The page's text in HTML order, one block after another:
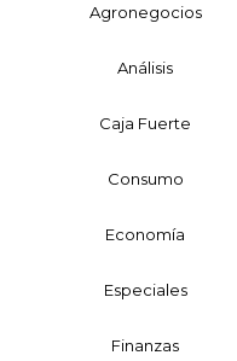
Agronegocios
Análisis
Caja Fuerte
Consumo
Economía
Especiales
Finanzas